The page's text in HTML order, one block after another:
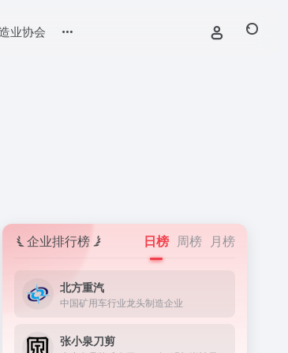
业协会
企业排行榜 日榜 周榜 月榜
北方重汽
中国矿用车行业龙头制造企业
张小泉刀剪